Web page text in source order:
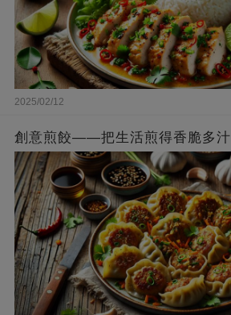
2025/02/12
創意煎餃——把生活煎得香脆多汁